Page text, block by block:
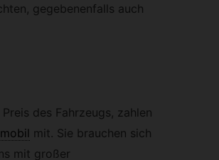
gegebenenfalls auch
des Fahrzeugs, zahlen
mit. Sie brauchen sich
mit großer